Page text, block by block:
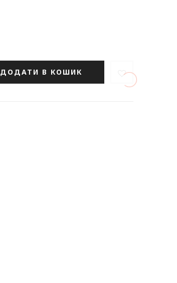
ДОДАТИ В КОШИК